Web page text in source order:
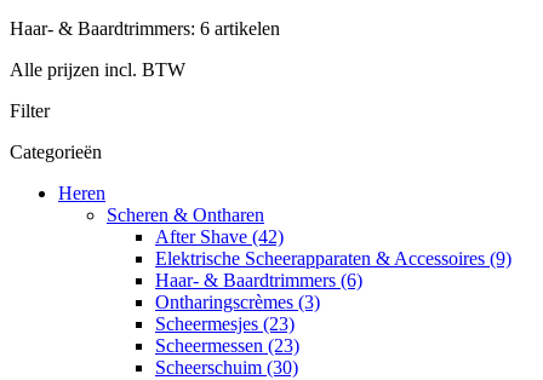
Haar- & Baardtrimmers: 6 artikelen
Alle prijzen incl. BTW
Filter
Categorieën
Heren
Scheren & Ontharen
After Shave (42)
Elektrische Scheerapparaten & Accessoires (9)
Haar- & Baardtrimmers (6)
Ontharingscrèmes (3)
Scheermesjes (23)
Scheermessen (23)
Scheerschuim (30)